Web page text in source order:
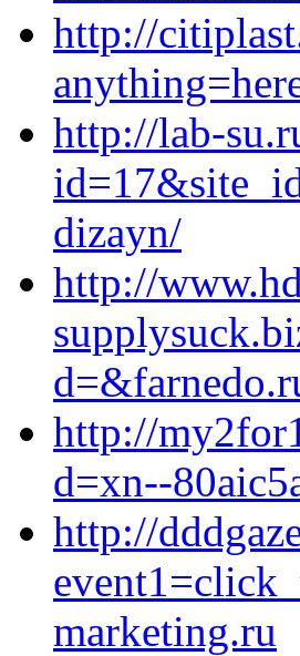
http://
http://lab-
dizayn/
http://
http://
d=xn--
http://
marketing.ru